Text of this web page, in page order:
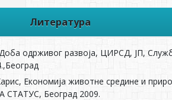
Литература
одрживог развоја, ЦИРСД, ЈП,
Економија животне средине и
СТАТУС, Београд 2009.